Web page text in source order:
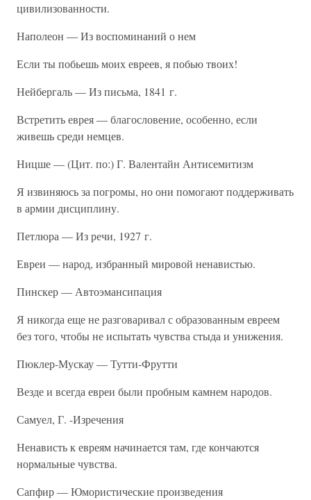
цивилизованности.
Наполеон — Из воспоминаний о нем
Если ты побьешь моих евреев, я побью твоих!
Нейбергаль — Из письма, 1841 г.
Встретить еврея — благословение, особенно, если
живешь среди немцев.
Ницше — (Цит. по:) Г. Валентайн Антисемитизм
Я извиняюсь за погромы, но они помогают поддерживать
в армии дисциплину.
Петлюра — Из речи, 1927 г.
Евреи — народ, избранный мировой ненавистью.
Пинскер — Автоэмансипация
Я никогда еще не разговаривал с образованным евреем
без того, чтобы не испытать чувства стыда и унижения.
Пюклер-Мускау — Тутти-Фрутти
Везде и всегда евреи были пробным камнем народов.
Самуел, Г. -Изречения
Ненависть к евреям начинается там, где кончаются
нормальные чувства.
Сапфир — Юмористические произведения